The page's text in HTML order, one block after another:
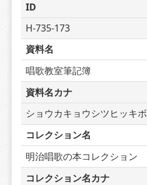
ID
H-735-173
資料名
唱歌教室筆記簿
資料名カナ
ショウカキョウシツヒッキボ
コレクション名
明治唱歌の本コレクション
コレクション名カナ